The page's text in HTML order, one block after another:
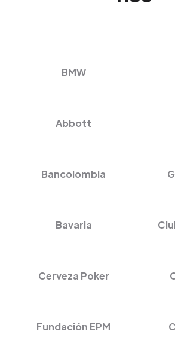
BMW
Abbott
Bancolombia
Bavaria
Cerveza Poker
Fundación EPM